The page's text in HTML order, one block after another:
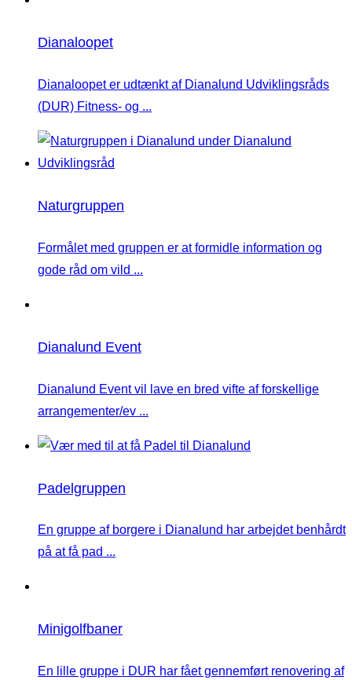
Dianaloopet
Dianaloopet er udtænkt af Dianalund Udviklingsråds
(DUR) Fitness- og ...
Naturgruppen
Formålet med gruppen er at formidle information og
gode råd om vild ...
Dianalund Event
Dianalund Event vil lave en bred vifte af forskellige
arrangementer/ev ...
Padelgruppen
En gruppe af borgere i Dianalund har arbejdet benhårdt
på at få pad ...
Minigolfbaner
En lille gruppe i DUR har fået gennemført renovering af